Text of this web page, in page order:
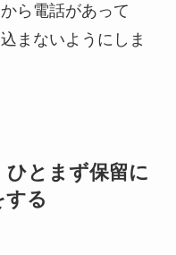
ら電話があって
まないようにしま
とまず保留に
する